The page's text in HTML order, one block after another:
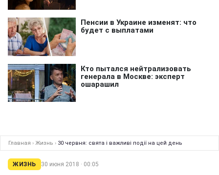
Главная › Жизнь › 30 червня: свята і важливі події на цей день
ЖИЗНЬ 30 июня 2018 · 00:05